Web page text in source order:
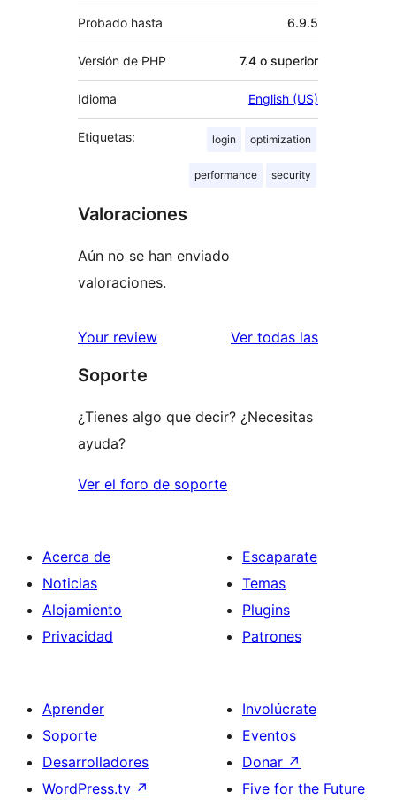
Probado hasta 6.9.5
Versión de PHP 7.4 o superior
Idioma English (US)
Etiquetas: login optimization
performance security
Valoraciones
Aún no se han enviado
valoraciones.
Your review Ver todas las
Soporte
¿Tienes algo que decir? ¿Necesitas
ayuda?
Ver el foro de soporte
Acerca de
Noticias
Alojamiento
Privacidad
Escaparate
Temas
Plugins
Patrones
Aprender
Soporte
Desarrolladores
WordPress.tv ↗
Involúcrate
Eventos
Donar ↗
Five for the Future